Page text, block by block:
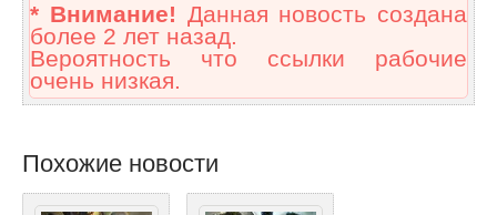
* Внимание! Данная новость создана
более 2 лет назад.
Вероятность что ссылки рабочие
очень низкая.
Похожие новости